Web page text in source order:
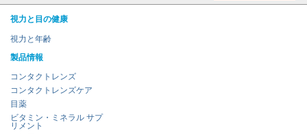
視力と目の健康
視力と年齢
製品情報
コンタクトレンズ
コンタクトレンズケア
目薬
ビタミン・ミネラル サプ
リメント